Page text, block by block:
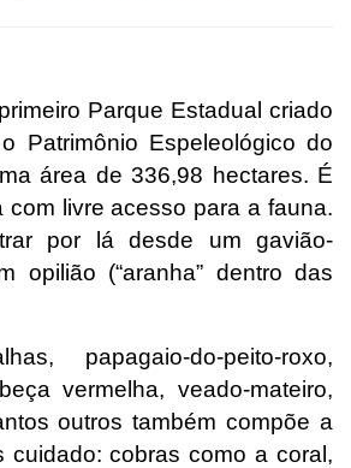
Parque Estadual criado
Patrimônio Espeleológico do
área de 336,98 hectares. É
com livre acesso para a fauna.
por lá desde um gavião-
opilião (“aranha” dentro das
papagaio-do-peito-roxo,
vermelha, veado-mateiro,
outros também compõe a
cuidado: cobras como a coral,